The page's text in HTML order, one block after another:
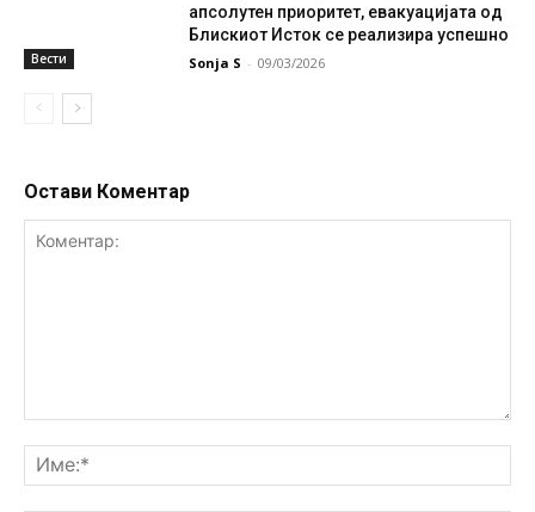
Вести
апсолутен приоритет, евакуацијата од
Блискиот Исток се реализира успешно
Sonja S - 09/03/2026
Остави Коментар